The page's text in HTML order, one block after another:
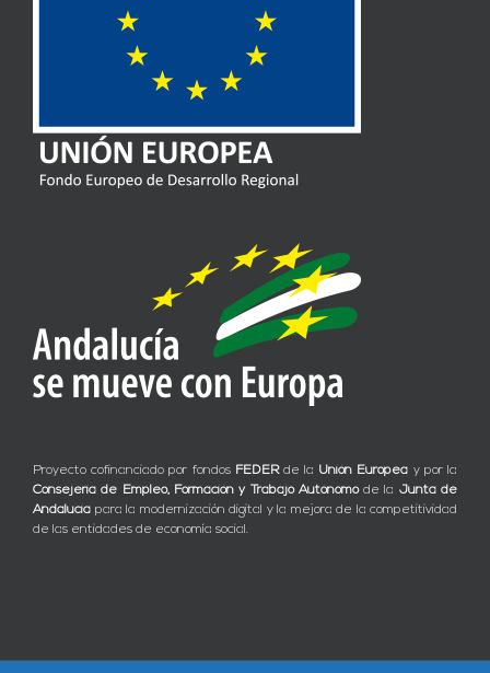
Proyecto cofinanciado por fondos FEDERde la Unión Europea y por la
Consejería de Empleo, Formación y Trabajo Autónomode la Junta de
Andalucía para la modernización digital y la mejora de la competitividad
de las entidades de economía social.